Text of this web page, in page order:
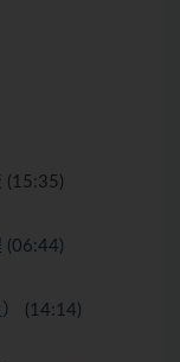
(15:35)
(06:44)
(14:14)